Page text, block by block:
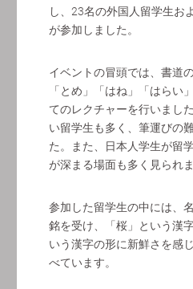
し、23名の外国人留学生お
が参加しました。
イベントの冒頭では、書道
「とめ」「はね」「はらい
てのレクチャーを行いまし
い留学生も多く、筆運びの
た。また、日本人学生が留
が深まる場面も多く見られま
参加した留学生の中には、
銘を受け、「桜」という漢
いう漢字の形に新鮮さを感
べています。